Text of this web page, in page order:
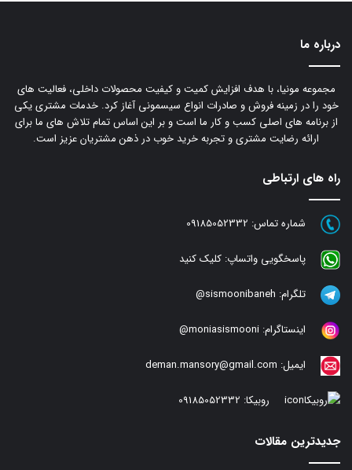
درباره ما
مجموعه مونیا، با هدف افزایش کمیت و کیفیت محصولات داخلی، فعالیت های
خود را در زمینه فروش و صادرات انواع سیسمونی آغاز کرد. خدمات مشتری یکی
از برنامه های اصلی کسب و کار ما است و بر این اساس تمام تلاش های ما برای
ارائه رضایت مشتری و تجربه خرید خوب در ذهن مشتریان عزیز است.
راه های ارتباطی
شماره تماس: 09185052332
پاسخگویی واتساپ: کلیک کنید
تلگرام: sismoonibaneh@
اینستاگرام: moniasismooni@
ایمیل: deman.mansory@gmail.com
روبیکا: 09185052332
جدیدترین مقالات